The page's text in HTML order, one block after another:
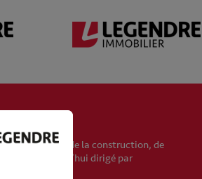
européen de la construction, de
Il est aujourd’hui dirigé par